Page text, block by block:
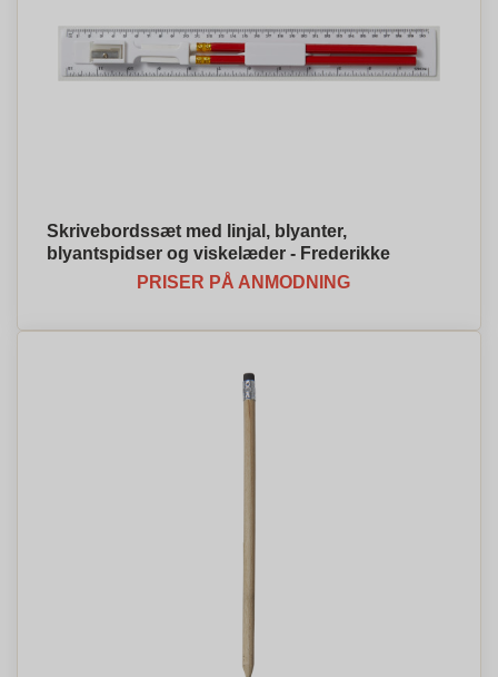
Skrivebordssæt med linjal, blyanter,
blyantspidser og viskelæder - Frederikke
PRISER PÅ ANMODNING